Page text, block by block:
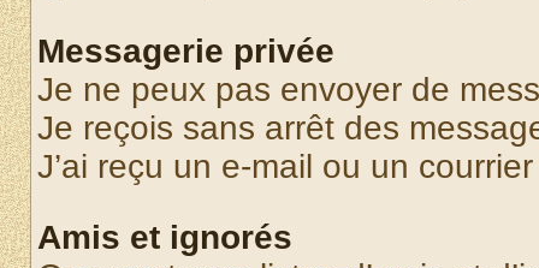
Messagerie privée
Je ne peux pas envoyer de
Je reçois sans arrêt des
J’ai reçu un e-mail ou un
Amis et ignorés